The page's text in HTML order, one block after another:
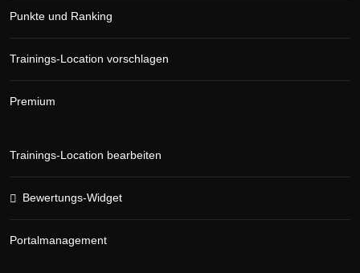
Punkte und Ranking
Trainings-Location vorschlagen
Premium
Trainings-Location bearbeiten
Bewertungs-Widget
Portalmanagement